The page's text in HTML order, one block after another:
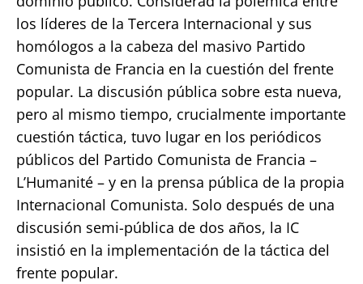
los líderes de la Tercera Internacional y sus
homólogos a la cabeza del masivo Partido
Comunista de Francia en la cuestión del frente
popular. La discusión pública sobre esta nueva,
pero al mismo tiempo, crucialmente importante
cuestión táctica, tuvo lugar en los periódicos
públicos del Partido Comunista de Francia –
L’Humanité – y en la prensa pública de la propia
Internacional Comunista. Solo después de una
discusión semi-pública de dos años, la IC
insistió en la implementación de la táctica del
frente popular.